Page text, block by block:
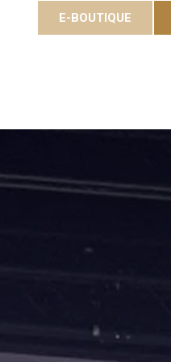
E-BOUTIQUE